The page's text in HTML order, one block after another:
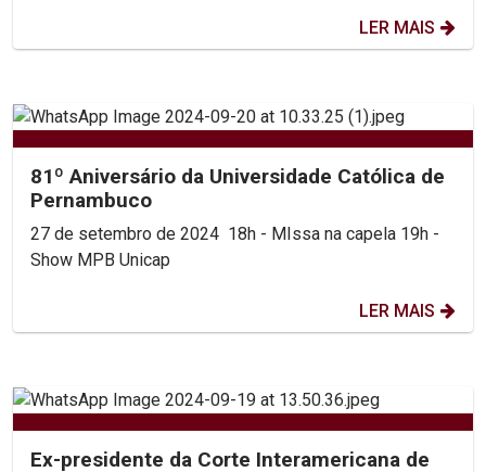
LER MAIS
81º Aniversário da Universidade Católica de
Pernambuco
27 de setembro de 2024 18h - MIssa na capela 19h -
Show MPB Unicap
LER MAIS
Ex-presidente da Corte Interamericana de